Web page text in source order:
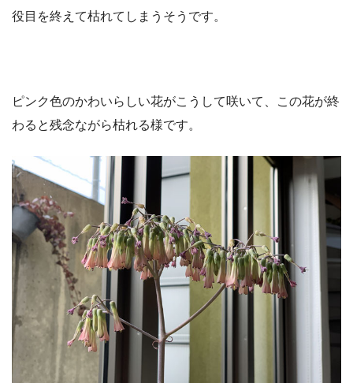
役目を終えて枯れてしまうそうです。
ピンク色のかわいらしい花がこうして咲いて、この花が終
わると残念ながら枯れる様です。